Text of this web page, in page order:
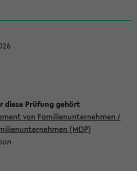
von Familienunternehmen /
(MDP)